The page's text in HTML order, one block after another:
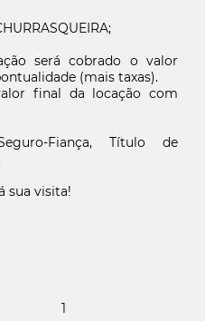
favoritos
com sucesso
com sucesso
será cobrado o valor
(mais taxas).
final da locação com
Fiança, Título de
sua visita!
1